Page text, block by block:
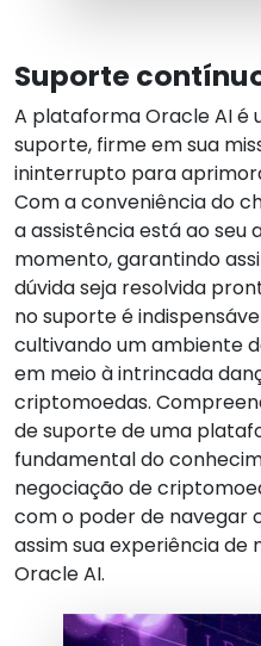
Suporte
A plataforma Oracle AI é
suporte, firme em sua
ininterrupto para
Com a conveniência do
a assistência está ao seu
momento, garantindo
dúvida seja resolvida
no suporte é
cultivando um ambiente
em meio à intrincada
criptomoedas.
de suporte de uma
fundamental do
negociação de
com o poder de navegar
assim sua experiência de
Oracle AI.